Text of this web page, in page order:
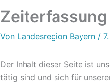
Zeiterfassung
Von Landesregion Bayern /
Der Inhalt dieser Seite ist
tätig sind und sich für